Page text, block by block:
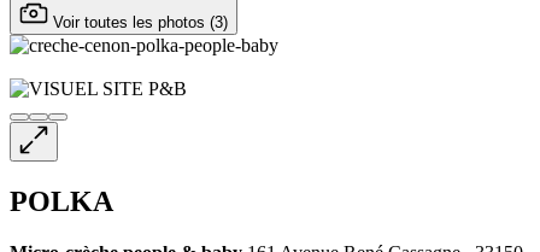
Voir toutes les photos (3)
POLKA